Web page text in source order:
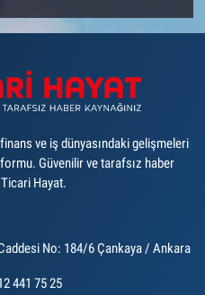
ve iş dünyasındaki gelişmeleri
Güvenilir ve tarafsız haber
Ticari Hayat.
No: 184/6 Çankaya / Ankara
441 75 25